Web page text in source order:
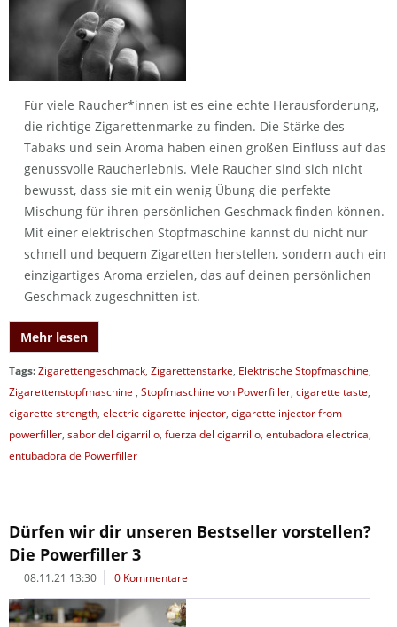
Für viele Raucher*innen ist es eine echte Herausforderung,
die richtige Zigarettenmarke zu finden. Die Stärke des
Tabaks und sein Aroma haben einen großen Einfluss auf das
genussvolle Raucherlebnis. Viele Raucher sind sich nicht
bewusst, dass sie mit ein wenig Übung die perfekte
Mischung für ihren persönlichen Geschmack finden können.
Mit einer elektrischen Stopfmaschine kannst du nicht nur
schnell und bequem Zigaretten herstellen, sondern auch ein
einzigartiges Aroma erzielen, das auf deinen persönlichen
Geschmack zugeschnitten ist.
Mehr lesen
Tags:Zigarettengeschmack, Zigarettenstärke, Elektrische Stopfmaschine,
Zigarettenstopfmaschine , Stopfmaschine von Powerfiller, cigarette taste,
cigarette strength, electric cigarette injector, cigarette injector from
powerfiller, sabor del cigarrillo, fuerza del cigarrillo, entubadora electrica,
entubadora de Powerfiller
Dürfen wir dir unseren Bestseller vorstellen?
Die Powerfiller 3
08.11.21 13:30 0 Kommentare